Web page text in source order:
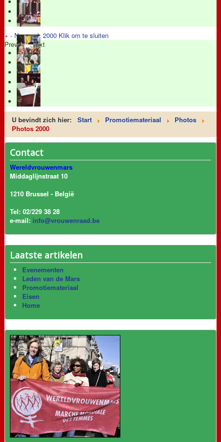
+ - New york 2000 Klik om te sluiten
Previous Next
U bevindt zich hier: Start Promotiemateriaal
Photos
Photos 2000
Contact
Wereldvrouwenmars
Middaglijnstraat 10
1210 Brussel - België
Tel: 02/229 38 28
e-mail: info@vrouwenraad.be
Laatste artikelen
Evenementen
Leden van de Mars
Promotiemateriaal
Eisen
Home